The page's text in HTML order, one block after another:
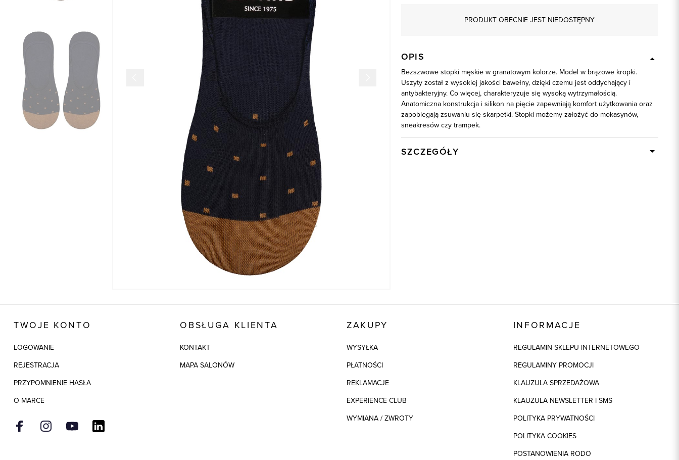
PRODUKT OBECNIE JEST NIEDOSTĘPNY
OPIS
Bezszwowe stopki męskie w granatowym kolorze. Model w brązowe kropki.
Uszyty został z wysokiej jakości bawełny, dzięki czemu jest oddychający i
antybakteryjny. Co więcej, charakteryzuje się wysoką wytrzymałością.
Anatomiczna konstrukcja i silikon na pięcie zapewniają komfort użytkowania oraz
zapobiegają zsuwaniu się skarpetki. Stopki możemy założyć do mokasynów,
sneakresów czy trampek.
SZCZEGÓŁY
TWOJE KONTO
LOGOWANIE
REJESTRACJA
PRZYPOMNIENIE HASŁA
O MARCE
OBSŁUGA KLIENTA
KONTAKT
MAPA SALONÓW
ZAKUPY
WYSYŁKA
PŁATNOŚCI
REKLAMACJE
EXPERIENCE CLUB
WYMIANA / ZWROTY
INFORMACJE
REGULAMIN SKLEPU INTERNETOWEGO
REGULAMINY PROMOCJI
KLAUZULA SPRZEDAŻOWA
KLAUZULA NEWSLETTER I SMS
POLITYKA PRYWATNOŚCI
POLITYKA COOKIES
POSTANOWIENIA RODO